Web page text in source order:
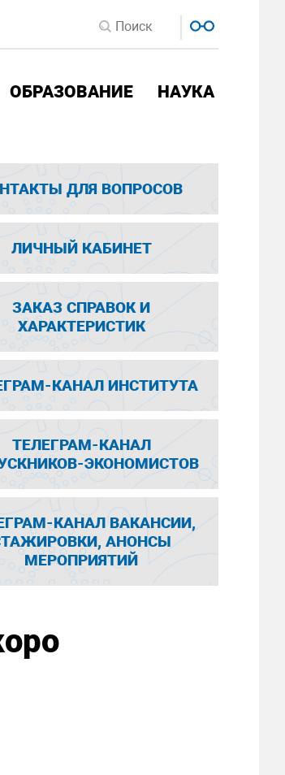
ОБРАЗОВАНИЕ НАУКА
ДЛЯ ВОПРОСОВ
ЛИЧНЫЙ КАБИНЕТ
ЗАКАЗ СПРАВОК И
ХАРАКТЕРИСТИК
КАНАЛ ИНСТИТУТА
ТЕЛЕГРАМ-КАНАЛ
ЭКОНОМИСТОВ
КАНАЛ ВАКАНСИИ,
АНОНСЫ
МЕРОПРИЯТИЙ